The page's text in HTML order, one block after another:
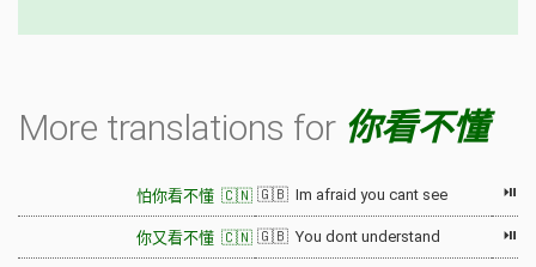
More translations for 你看不懂
怕你看不懂 🇨🇳 🇬🇧 Im afraid you cant see ⏯
你又看不懂 🇨🇳 🇬🇧 You dont understand ⏯